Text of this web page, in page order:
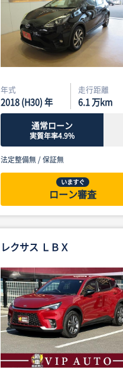
年式
2018 (H30) 年
走行距離
6.1万km
通常ローン
実質年率4.9%
法定整備無 /保証無
いますぐ
ローン審査
レクサス ＬＢＸ